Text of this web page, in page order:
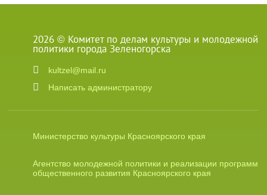
2026 © Комитет по делам культуры и молодежной
политики города Зеленогорска
kultzel@mail.ru
Написать администратору
Министерство культуры Красноярского края
Агентство молодежной политики и реализации программ
общественного развития Красноярского края